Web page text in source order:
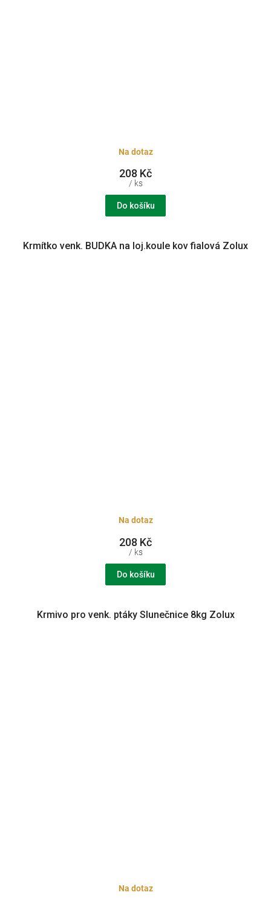
Na dotaz
208 Kč
/ ks
Do košíku
Krmítko venk. BUDKA na loj.koule kov fialová Zolux
Na dotaz
208 Kč
/ ks
Do košíku
Krmivo pro venk. ptáky Slunečnice 8kg Zolux
Na dotaz